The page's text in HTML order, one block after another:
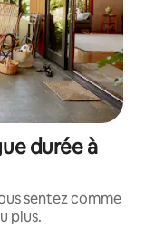
durée à
sentez comme
plus.